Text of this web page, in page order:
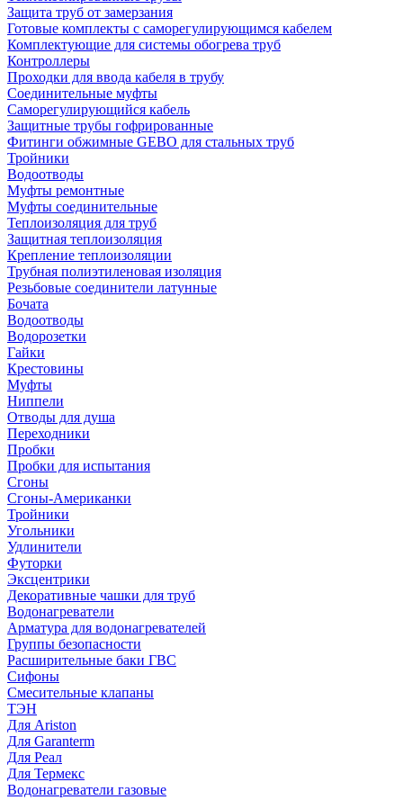
Защита труб от замерзания
Готовые комплекты с саморегулирующимся кабелем
Комплектующие для системы обогрева труб
Контроллеры
Проходки для ввода кабеля в трубу
Соединительные муфты
Саморегулирующийся кабель
Защитные трубы гофрированные
Фитинги обжимные GEBO для стальных труб
Тройники
Водоотводы
Муфты ремонтные
Муфты соединительные
Теплоизоляция для труб
Защитная теплоизоляция
Крепление теплоизоляции
Трубная полиэтиленовая изоляция
Резьбовые соединители латунные
Бочата
Водоотводы
Водорозетки
Гайки
Крестовины
Муфты
Ниппели
Отводы для душа
Переходники
Пробки
Пробки для испытания
Сгоны
Сгоны-Американки
Тройники
Угольники
Удлинители
Футорки
Эксцентрики
Декоративные чашки для труб
Водонагреватели
Арматура для водонагревателей
Группы безопасности
Расширительные баки ГВС
Сифоны
Смесительные клапаны
ТЭН
Для Ariston
Для Garanterm
Для Реал
Для Термекс
Водонагреватели газовые